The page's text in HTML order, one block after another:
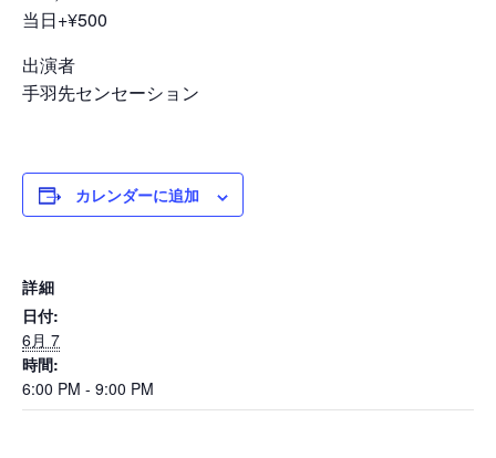
当日+¥500
出演者
手羽先センセーション
カレンダーに追加
詳細
日付:
6月 7
時間:
6:00 PM - 9:00 PM